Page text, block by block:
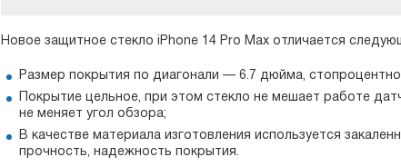
Новое защитное стекло iPhone 14 Pro Max отличается
Размер покрытия по диагонали — 6.7 дюйма,
Покрытие цельное, при этом стекло не мешает работе
не меняет угол обзора;
В качестве материала изготовления используется
прочность, надежность покрытия.